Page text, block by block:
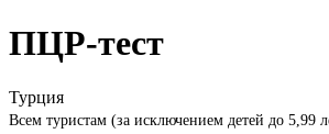
ПЦР-тест
Турция
Всем туристам (за исключением детей до 5,99